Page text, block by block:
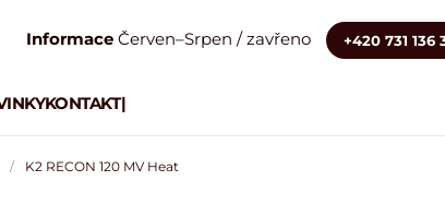
Informace Červen–Srpen / zavřeno +420 731 136
KONTAKT|
K2 RECON 120 MV Heat